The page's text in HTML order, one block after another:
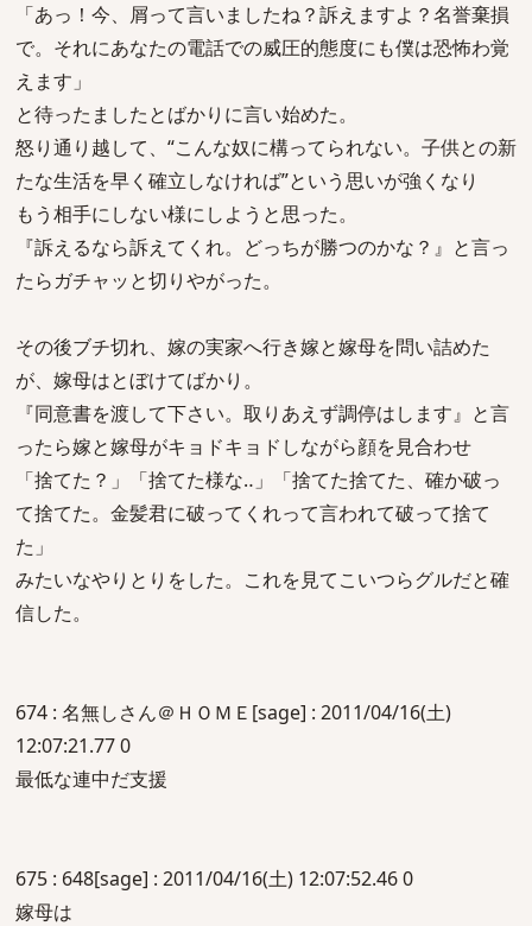
「あっ！今、屑って言いましたね？訴えますよ？名誉棄損
で。それにあなたの電話での威圧的態度にも僕は恐怖わ覚
えます」
と待ったましたとばかりに言い始めた。
怒り通り越して、“こんな奴に構ってられない。子供との新
たな生活を早く確立しなければ”という思いが強くなり
もう相手にしない様にしようと思った。
『訴えるなら訴えてくれ。どっちが勝つのかな？』と言っ
たらガチャッと切りやがった。
その後ブチ切れ、嫁の実家へ行き嫁と嫁母を問い詰めた
が、嫁母はとぼけてばかり。
『同意書を渡して下さい。取りあえず調停はします』と言
ったら嫁と嫁母がキョドキョドしながら顔を見合わせ
「捨てた？」「捨てた様な‥」「捨てた捨てた、確か破っ
て捨てた。金髪君に破ってくれって言われて破って捨て
た」
みたいなやりとりをした。これを見てこいつらグルだと確
信した。
674 : 名無しさん＠ＨＯＭＥ[sage] : 2011/04/16(土)
12:07:21.77 0
最低な連中だ支援
675 : 648[sage] : 2011/04/16(土) 12:07:52.46 0
嫁母は